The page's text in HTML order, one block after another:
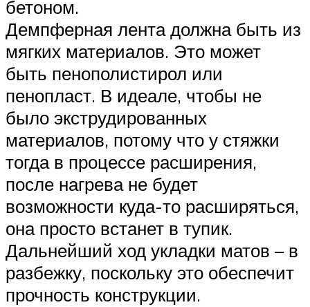
бетоном.
Демпферная лента должна быть из
мягких материалов. Это может
быть пенополистирол или
пенопласт. В идеале, чтобы не
было экструдированных
материалов, потому что у стяжки
тогда в процессе расширения,
после нагрева не будет
возможности куда-то расширяться,
она просто встанет в тупик.
Дальнейший ход укладки матов – в
разбежку, поскольку это обеспечит
прочность конструкции.